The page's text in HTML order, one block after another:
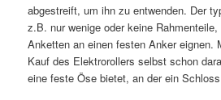
abgestreift, um ihn zu entwenden. Der
z.B. nur wenige oder keine
Anketten an einen festen Anker eignen.
Kauf des Elektrorollers selbst schon
eine feste Öse bietet, an der ein